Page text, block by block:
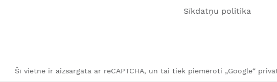
Sīkdatņu politika
Šī vietne ir aizsargāta ar reCAPTCHA, un tai tiek piemēroti „Google“